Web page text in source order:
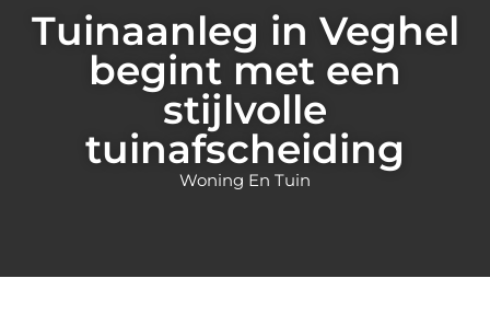
Tuinaanleg in Veghel
begint met een
stijlvolle
tuinafscheiding
Woning En Tuin